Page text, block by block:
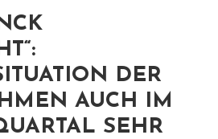
DER
AUCH IM
SEHR